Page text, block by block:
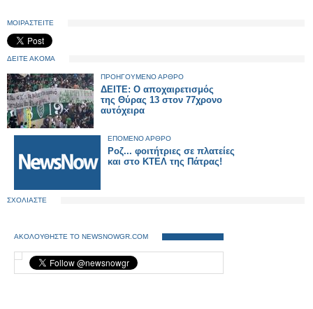
ΜΟΙΡΑΣΤΕΙΤΕ
ΔΕΙΤΕ ΑΚΟΜΑ
ΠΡΟΗΓΟΥΜΕΝΟ ΑΡΘΡΟ
ΔΕΙΤΕ: Ο αποχαιρετισμός
της Θύρας 13 στον 77χρονο
αυτόχειρα
ΕΠΟΜΕΝΟ ΑΡΘΡΟ
Ροζ... φοιτήτριες σε πλατείες
και στο ΚΤΕΛ της Πάτρας!
ΣΧΟΛΙΑΣΤΕ
ΑΚΟΛΟΥΘΗΣΤΕ ΤΟ NEWSNOWGR.COM